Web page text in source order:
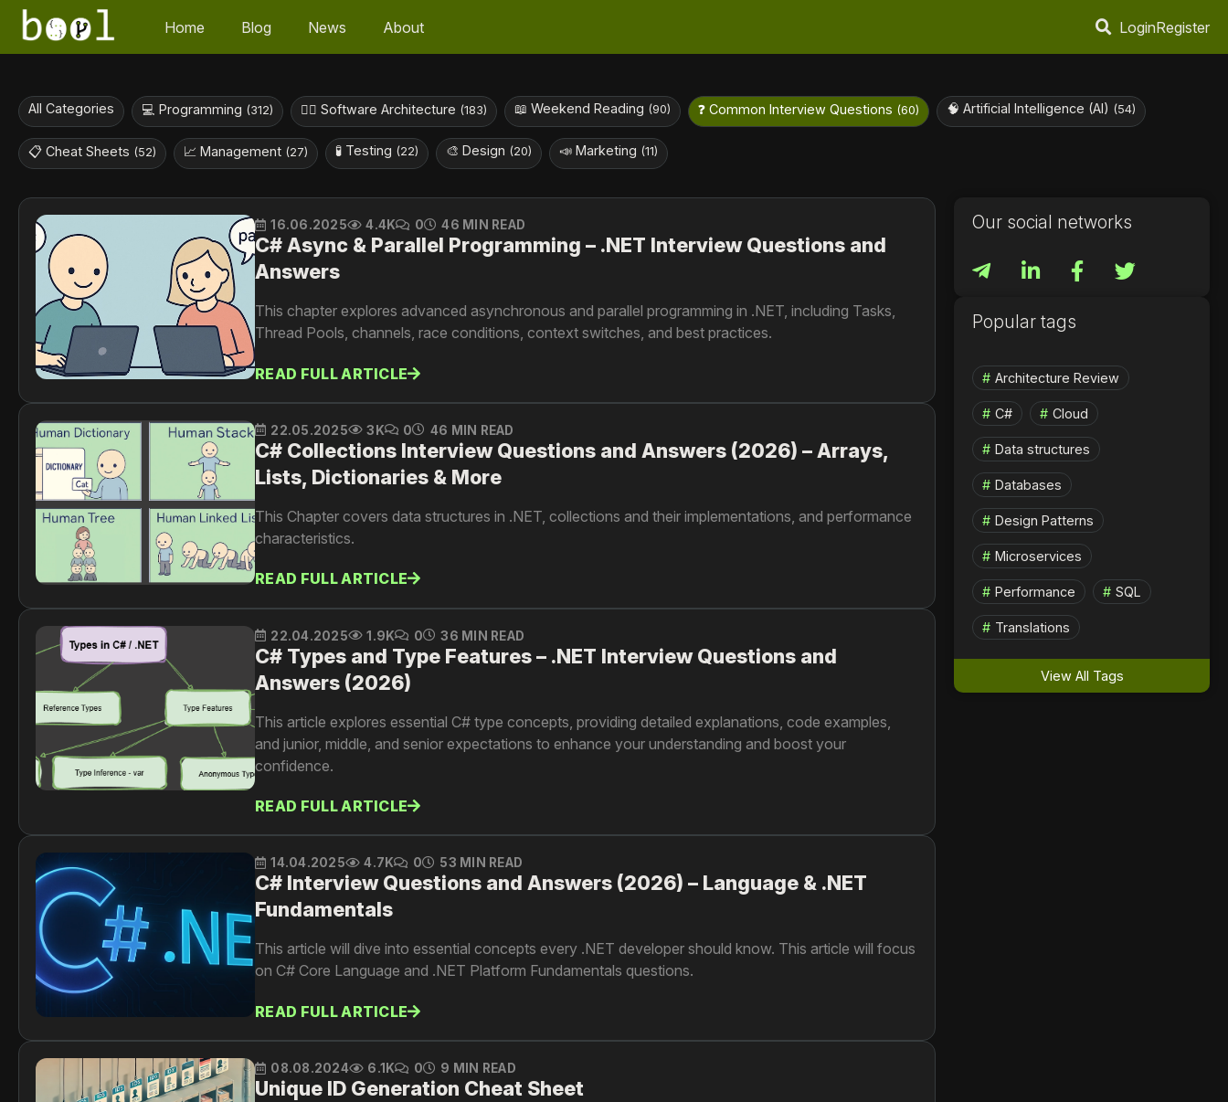
Home Blog News About LoginRegister
All Categories 💻 Programming (312) 👷‍♀️ Software Architecture (183) 📖 Weekend Reading (90) ❓ Common Interview Questions (60) 🧠 Artificial Intelligence (AI) (54)
📋 Cheat Sheets (52) 📈 Management (27) 🧪 Testing (22) 🎨 Design (20) 📣 Marketing (11)
16.06.2025 4.4K 0 46 MIN READ
C# Async & Parallel Programming – .NET Interview Questions and
Answers
This chapter explores advanced asynchronous and parallel programming in .NET, including Tasks,
Thread Pools, channels, race conditions, context switches, and best practices.
READ FULL ARTICLE
22.05.2025 3K 0 46 MIN READ
C# Collections Interview Questions and Answers (2026) – Arrays,
Lists, Dictionaries & More
This Chapter covers data structures in .NET, collections and their implementations, and performance
characteristics.
READ FULL ARTICLE
22.04.2025 1.9K 0 36 MIN READ
C# Types and Type Features – .NET Interview Questions and
Answers (2026)
This article explores essential C# type concepts, providing detailed explanations, code examples,
and junior, middle, and senior expectations to enhance your understanding and boost your
confidence.
READ FULL ARTICLE
14.04.2025 4.7K 0 53 MIN READ
C# Interview Questions and Answers (2026) – Language & .NET
Fundamentals
This article will dive into essential concepts every .NET developer should know. This article will focus
on C# Core Language and .NET Platform Fundamentals questions.
READ FULL ARTICLE
08.08.2024 6.1K 0 9 MIN READ
Unique ID Generation Cheat Sheet
Our social networks
Popular tags
Architecture Review
C# Cloud
Data structures
Databases
Design Patterns
Microservices
Performance SQL
Translations
View All Tags